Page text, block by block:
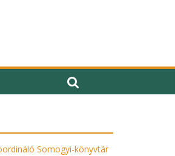
Somogyi-könyvtár